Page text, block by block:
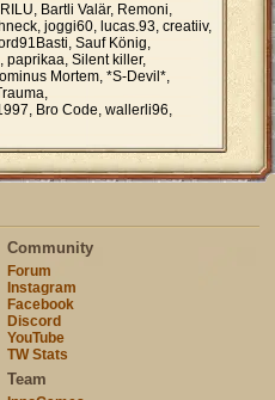
Bartli Valär, Remoni,
joggi60, lucas.93, creatiiv,
Sauf König,
paprikaa, Silent killer,
Mortem, *S-Devil*,
Bro Code, wallerli96,
Community
Forum
Instagram
Facebook
Discord
YouTube
TW Stats
Team